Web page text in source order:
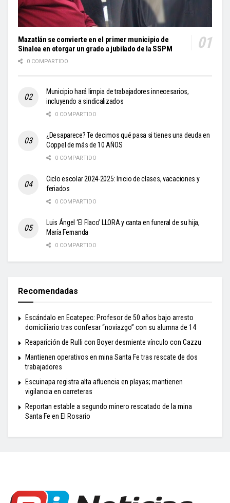
Mazatlán se convierte en el primer municipio de
Sinaloa en otorgar un grado a jubilado de la SSPM
0 COMPARTIDO
Municipio hará limpia de trabajadores innecesarios,
incluyendo a sindicalizados
0 COMPARTIDO
¿Desaparece? Te decimos qué pasa si tienes una deuda en
Coppel de más de 10 AÑOS
0 COMPARTIDO
Ciclo escolar 2024-2025: Inicio de clases, vacaciones y
feriados
0 COMPARTIDO
Luis Ángel ‘El Flaco’ LLORA y canta en funeral de su hija,
María Fernanda
0 COMPARTIDO
Recomendadas
Escándalo en Ecatepec: Profesor de 50 años bajo arresto
domiciliario tras confesar “noviazgo” con su alumna de 14
Reaparición de Rulli con Boyer desmiente vínculo con Cazzu
Mantienen operativos en mina Santa Fe tras rescate de dos
trabajadores
Escuinapa registra alta afluencia en playas; mantienen
vigilancia en carreteras
Reportan estable a segundo minero rescatado de la mina
Santa Fe en El Rosario